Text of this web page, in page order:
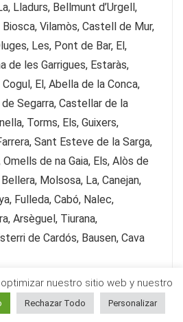
Lladurs, Bellmunt d’Urgell,
Vilamòs, Castell de Mur,
Les, Pont de Bar, El,
de les Garrigues, Estaràs,
El, Abella de la Conca,
Segarra, Castellar de la
Torms, Els, Guixers,
Sant Esteve de la Sarga,
de na Gaia, Els, Alòs de
Molsosa, La, Canejan,
Fulleda, Cabó, Nalec,
Arsèguel, Tiurana,
de Cardós, Bausen, Cava
DE ENCUENTROS EN ESPAÑA
nuestro sitio web y nuestro
Rechazar Todo Personalizar